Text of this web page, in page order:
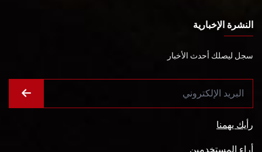
النشرة الإخبارية
سجل ليصلك أحدث الأخبار
رأيك يهمنا
أراء المستخدمين